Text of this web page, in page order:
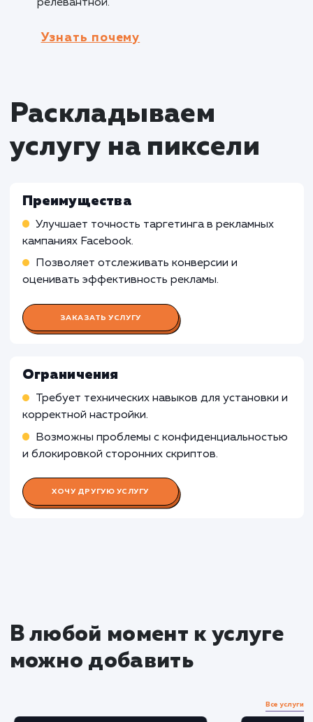
позволяет веб-разработчикам и
Кому не подходит данный
деятельности в оффлайн-режиме,
пикселя Facebook может быть менее
поскольку она ориентирована на онлайн-
маркетинг и рекламу.
Компании без цифровой стратегии
компания не имеет цифровой стратегии или
планирует активно использовать рекламу на
релевантной.
Узнать почему
Раскладываем
Улучшает точность таргетинга в рекламных
кампаниях Facebook.
Позволяет отслеживать конверсии и